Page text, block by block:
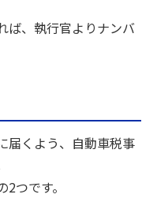
ば、執行官よりナンバ
届くよう、自動車税事
つです。